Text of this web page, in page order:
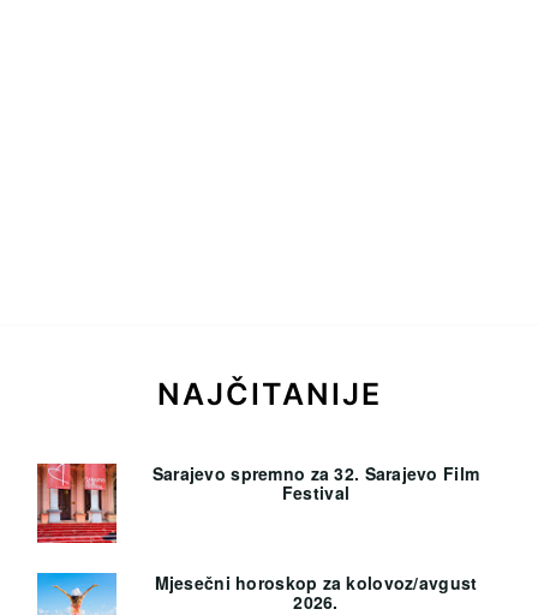
NAJČITANIJE
Sarajevo spremno za 32. Sarajevo Film
Festival
Mjesečni horoskop za kolovoz/avgust
2026.